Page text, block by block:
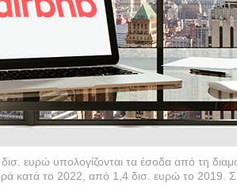
ευρώ υπολογίζονται τα έσοδα από τη
κατά το 2022, από 1,4 δισ. ευρώ το 2019.